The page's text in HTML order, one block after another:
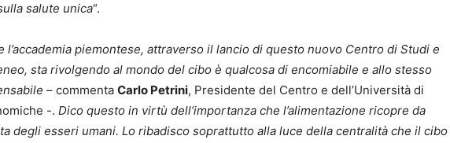
salute unica“.
l’accademia piemontese, attraverso il lancio di questo nuovo Centro di Studi e
sta rivolgendo al mondo del cibo è qualcosa di encomiabile e allo stesso
– commenta Carlo Petrini, Presidente del Centro e dell’Università di
-. Dico questo in virtù dell’importanza che l’alimentazione ricopre da
degli esseri umani. Lo ribadisco soprattutto alla luce della centralità che il cibo